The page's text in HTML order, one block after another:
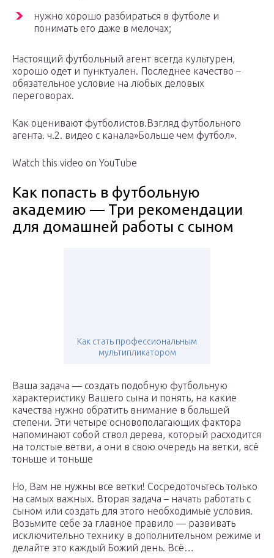
нужно хорошо разбираться в футболе и
понимать его даже в мелочах;
Настоящий футбольный агент всегда культурен,
хорошо одет и пунктуален. Последнее качество –
обязательное условие на любых деловых
переговорах.
Как оценивают футболистов.Взгляд футбольного
агента. ч.2. видео с канала»Больше чем футбол».
Watch this video on YouTube
Как попасть в футбольную
академию — Три рекомендации
для домашней работы с сыном
Как стать профессиональным
мультипликатором
Ваша задача — создать подобную футбольную
характеристику Вашего сына и понять, на какие
качества нужно обратить внимание в большей
степени. Эти четыре основополагающих фактора
напоминают собой ствол дерева, который расходится
на толстые ветви, а они в свою очередь на ветки, всё
тоньше и тоньше
Но, Вам не нужны все ветки! Сосредоточьтесь только
на самых важных. Вторая задача – начать работать с
сыном или создать для этого необходимые условия.
Возьмите себе за главное правило — развивать
исключительно технику в дополнительном режиме и
делайте это каждый Божий день. Всё…